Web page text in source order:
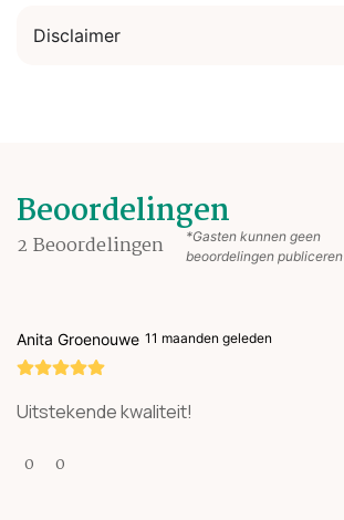
Disclaimer
Beoordelingen
2 Beoordelingen
*Gasten kunnen geen
beoordelingen publiceren
Anita Groenouwe 11 maanden geleden
Uitstekende kwaliteit!
0 0